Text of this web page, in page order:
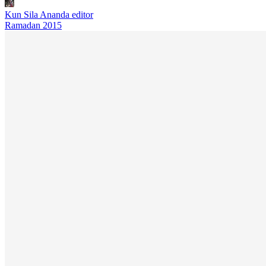
Kun Sila Ananda editor
Ramadan 2015